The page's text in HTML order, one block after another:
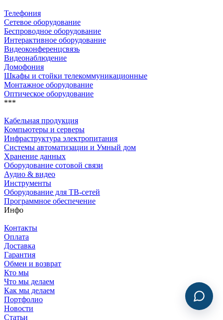
Телефония
Сетевое оборудование
Беспроводное оборудование
Интерактивное оборудование
Видеоконференцсвязь
Видеонаблюдение
Домофония
Шкафы и стойки телекоммуникационные
Монтажное оборудование
Оптическое оборудование
***
Кабельная продукция
Компьютеры и серверы
Инфраструктура электропитания
Системы автоматизации и Умный дом
Хранение данных
Оборудование сотовой связи
Аудио & видео
Инструменты
Оборудование для ТВ-сетей
Программное обеспечение
Инфо
Контакты
Оплата
Доставка
Гарантия
Обмен и возврат
Кто мы
Что мы делаем
Как мы делаем
Портфолио
Новости
Статьи